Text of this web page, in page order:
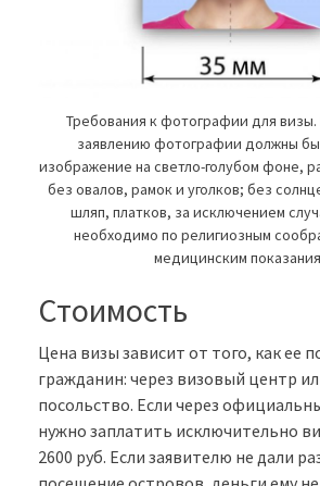
Требования к фотографии для визы.
заявлению фотографии должны
изображение на светло-голубом фоне,
без овалов, рамок и уголков; без
шляп, платков, за исключением
необходимо по религиозным
медицинским
Стоимость
Цена визы зависит от того, как ее
гражданин: через визовый центр
посольство. Если через
нужно заплатить исключительно
2600 руб. Если заявителю не дали